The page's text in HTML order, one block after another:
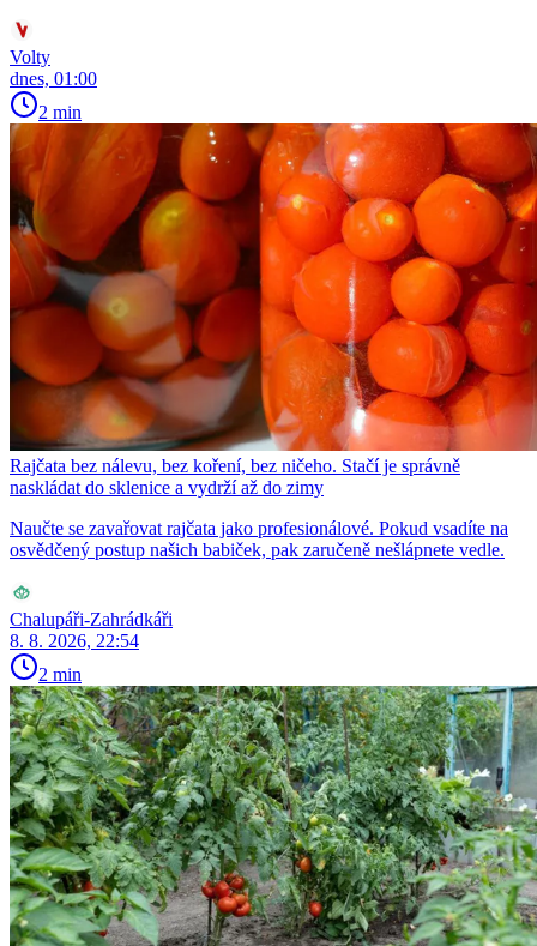
Volty
dnes, 01:00
2 min
Rajčata bez nálevu, bez koření, bez ničeho. Stačí je správně
naskládat do sklenice a vydrží až do zimy
Naučte se zavařovat rajčata jako profesionálové. Pokud vsadíte na
osvědčený postup našich babiček, pak zaručeně nešlápnete vedle.
Chalupáři-Zahrádkáři
8. 8. 2026, 22:54
2 min